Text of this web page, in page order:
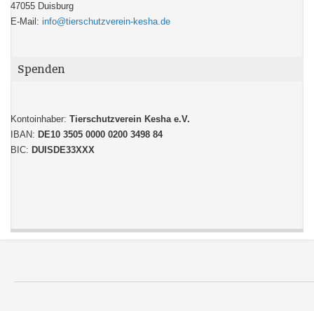
47055 Duisburg
E-Mail: info@tierschutzverein-kesha.de
Spenden
Kontoinhaber: Tierschutzverein Kesha e.V.
IBAN: DE10 3505 0000 0200 3498 84
BIC: DUISDE33XXX